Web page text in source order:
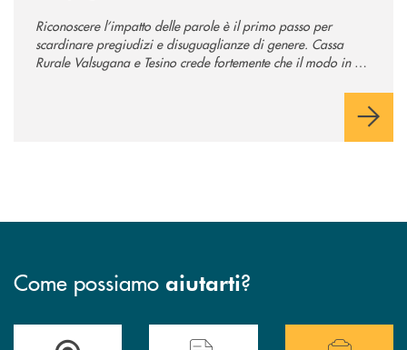
Riconoscere l’impatto delle parole è il primo passo per
scardinare pregiudizi e disuguaglianze di genere. Cassa
Rurale Valsugana e Tesino crede fortemente che il modo in cui
Come possiamo aiutarti?
Accedi all' elenco completo delle filiali .Hai bisogno di assistenza immediata?
Hai bisogno di